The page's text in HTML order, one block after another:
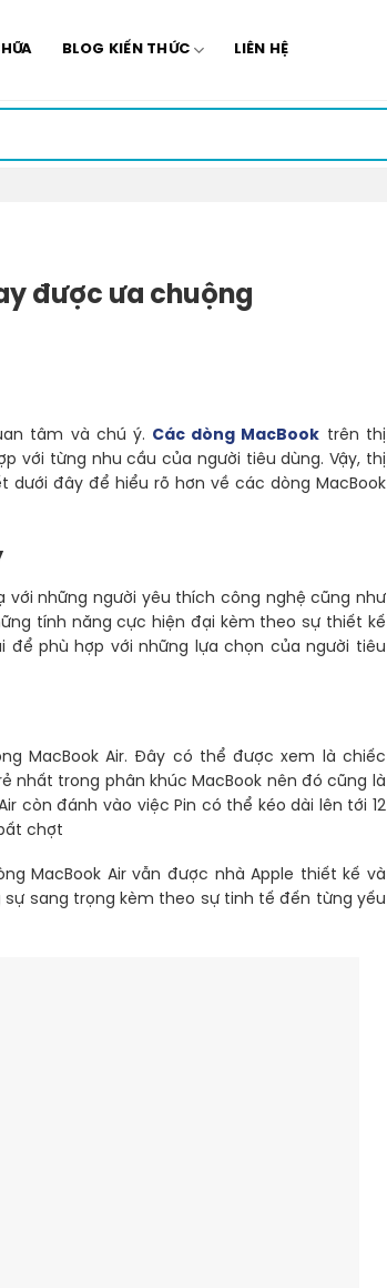
BLOG KIẾN THỨC LIÊN HỆ
được ưa chuộng
tâm và chú ý. Các dòng MacBook trên thị
với từng nhu cầu của người tiêu dùng. Vậy, thị
dưới đây để hiểu rõ hơn về các dòng MacBook
với những người yêu thích công nghệ cũng như
tính năng cực hiện đại kèm theo sự thiết kế
để phù hợp với những lựa chọn của người tiêu
MacBook Air. Đây có thể được xem là chiếc
nhất trong phân khúc MacBook nên đó cũng là
còn đánh vào việc Pin có thể kéo dài lên tới 12
chợt
MacBook Air vẫn được nhà Apple thiết kế và
sang trọng kèm theo sự tinh tế đến từng yếu